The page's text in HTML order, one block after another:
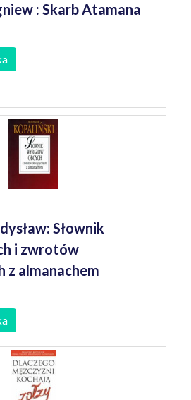
: Skarb Atamana
Słownik
i zwrotów
z almanachem